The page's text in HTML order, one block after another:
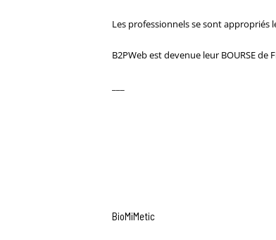
Les professionnels se sont appropriés
B2PWeb est devenue leur BOURSE de
BioMiMetic